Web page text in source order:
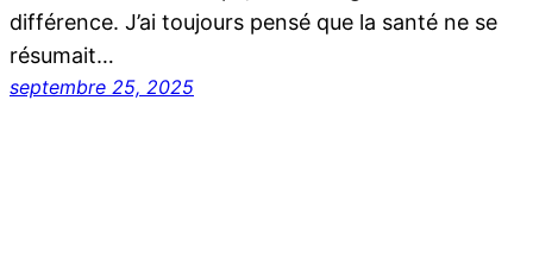
différence. J’ai toujours pensé que la santé ne se
résumait…
septembre 25, 2025